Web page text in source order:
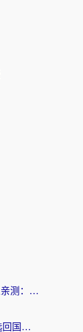
Mac翻墙回国免费？2026海外华人亲测：从CCTV5直播到国内APP，这样选加速器才靠谱
Proton VPN中国能用吗？海外党选回国加速器的避坑指南（附番茄加速器实测）